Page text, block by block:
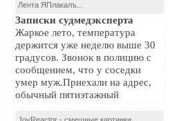
Лента ЯПлакалъ...
Записки судмедэксперта
Жаркое лето, температура
держится уже неделю выше 30
градусов. Звонок в полицию с
сообщением, что у соседки
умер муж.Приехали на адрес,
обычный пятиэтажный